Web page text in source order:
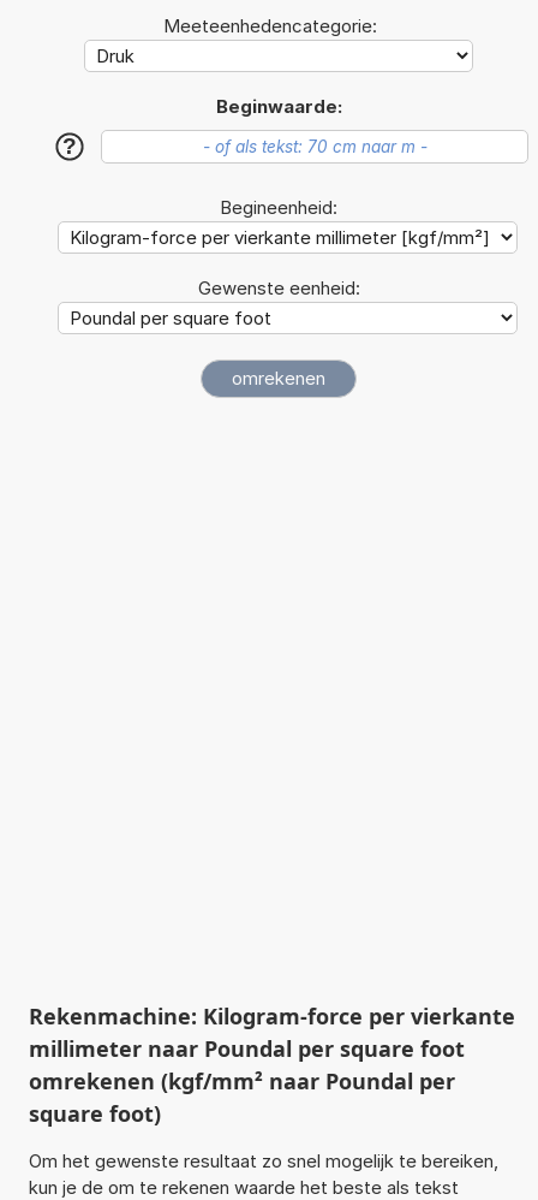
Meeteenhedencategorie:
Beginwaarde:
?
Begineenheid:
Gewenste eenheid:
Rekenmachine: Kilogram-force per vierkante
millimeter naar Poundal per square foot
omrekenen (kgf/mm² naar Poundal per
square foot)
Om het gewenste resultaat zo snel mogelijk te bereiken,
kun je de om te rekenen waarde het beste als tekst